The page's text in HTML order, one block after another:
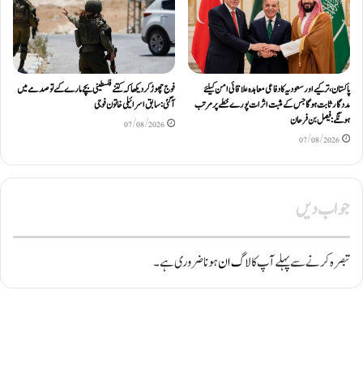
پاکستان، ترکیے اور سعودیہ کا دفاعی معاہدہ علاقائی امن کیلئے
مددگار ثابت ہوگا جس کے مثبت اثرات پورے خطے پر مرتب
ہونگے: فیصل بن فرحان
07/08/2026
فوج چھوڑ کر دیکھا کہ کتنے فلسطینی بچے مارے گئے تو صدمے میں
آگئی: سابق اسرائیلی خاتون فوجی
07/08/2026
جواب دیں
تبصرہ کرنے سے پہلے آپ کالاگ انہونا ضروری ہے۔